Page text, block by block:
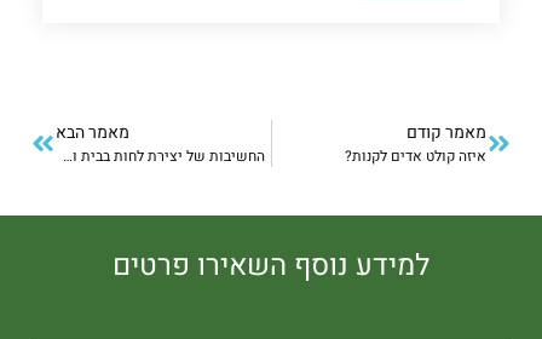
מאמר קודם
איזה קולט אדים לקנות?
מאמר הבא
החשיבות של יצירת לחות בבית ובתעשיה
למידע נוסף השאירו פרטים